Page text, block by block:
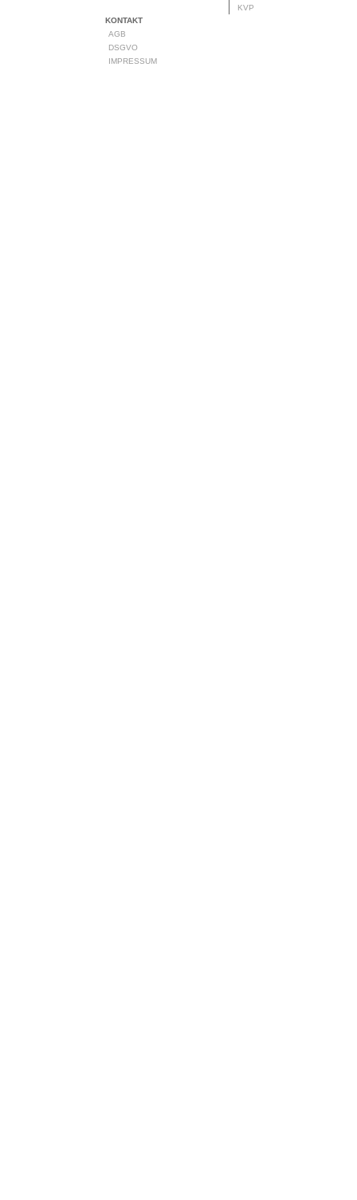
KVP
KONTAKT
AGB
DSGVO
IMPRESSUM